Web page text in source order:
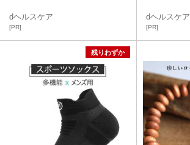
dヘルスケア
[PR]
dヘルスケア
[PR]
残りわずか